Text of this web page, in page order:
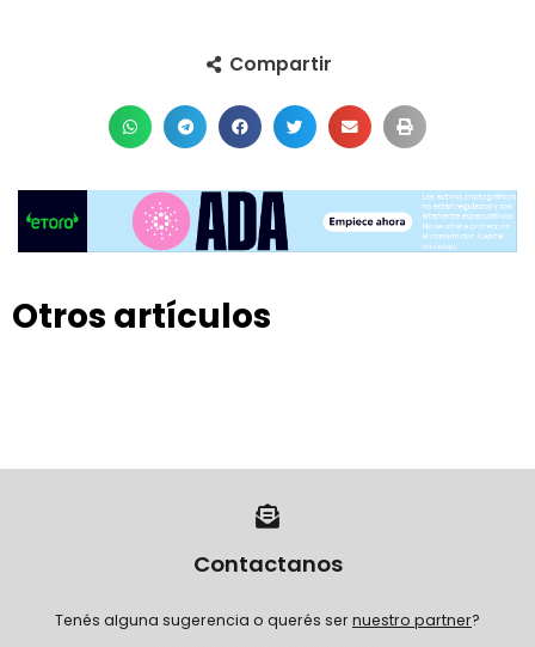
Compartir
Otros artículos
Contactanos
Tenés alguna sugerencia o querés sernuestro partner?